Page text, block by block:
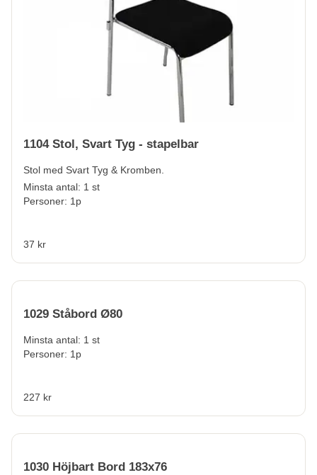
1104 Stol, Svart Tyg - stapelbar
Stol med Svart Tyg & Kromben.
Minsta antal: 1 st
Personer: 1p
37 kr
1029 Ståbord Ø80
Minsta antal: 1 st
Personer: 1p
227 kr
1030 Höjbart Bord 183x76